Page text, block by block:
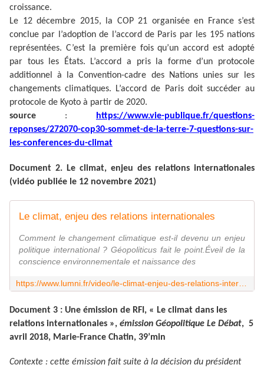
croissance.
Le 12 décembre 2015, la COP 21 organisée en France s’est
conclue par l’adoption de l’accord de Paris par les 195 nations
représentées. C’est la première fois qu’un accord est adopté
par tous les États. L’accord a pris la forme d’un protocole
additionnel à la Convention-cadre des Nations unies sur les
changements climatiques. L’accord de Paris doit succéder au
protocole de Kyoto à partir de 2020.
source :
https://www.vie-publique.fr/questions-
reponses/272070-cop30-sommet-de-la-terre-7-questions-sur-
les-conferences-du-climat
Document 2. Le climat, enjeu des relations internationales
(vidéo publiée le 12 novembre 2021)
Le climat, enjeu des relations internationales
Comment le changement climatique est-il devenu un enjeu
politique international ? Géopoliticus fait le point.Éveil de la
conscience environnementale et naissance des
Document 3 : Une émission de RFI, « Le climat dans les
relations internationales », émission Géopolitique Le Débat, 5
avril 2018, Marie-France Chatin, 39’min
Contexte : cette émission fait suite à la décision du président